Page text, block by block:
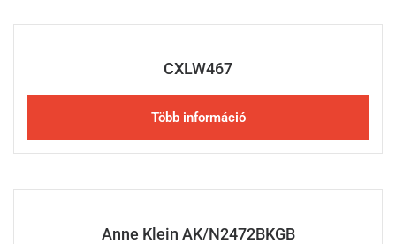
CXLW467
Több információ
Anne Klein AK/N2472BKGB